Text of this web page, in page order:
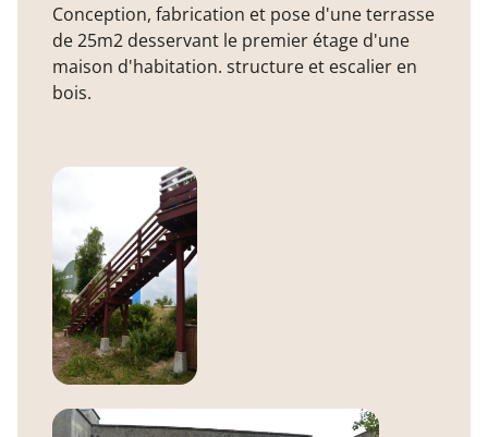
Conception, fabrication et pose d'une terrasse
de 25m2 desservant le premier étage d'une
maison d'habitation. structure et escalier en
bois.